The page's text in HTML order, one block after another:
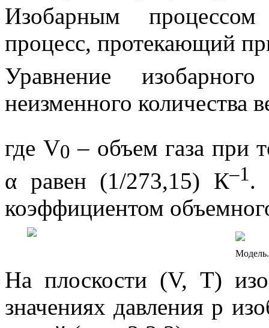
Изобарным процессом
процесс, протекающий
Уравнение
неизменного количества
где V0 – объем газа при
α равен (1/273,15) К–1.
коэффициентом
На плоскости (V, T)
значениях давленияp